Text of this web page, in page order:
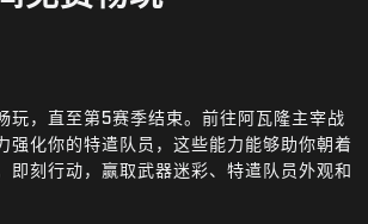
玩，直至第5赛季结束。前往阿瓦隆主宰战
强化你的特遣队员，这些能力能够助你朝着
即刻行动，赢取武器迷彩、特遣队员外观和